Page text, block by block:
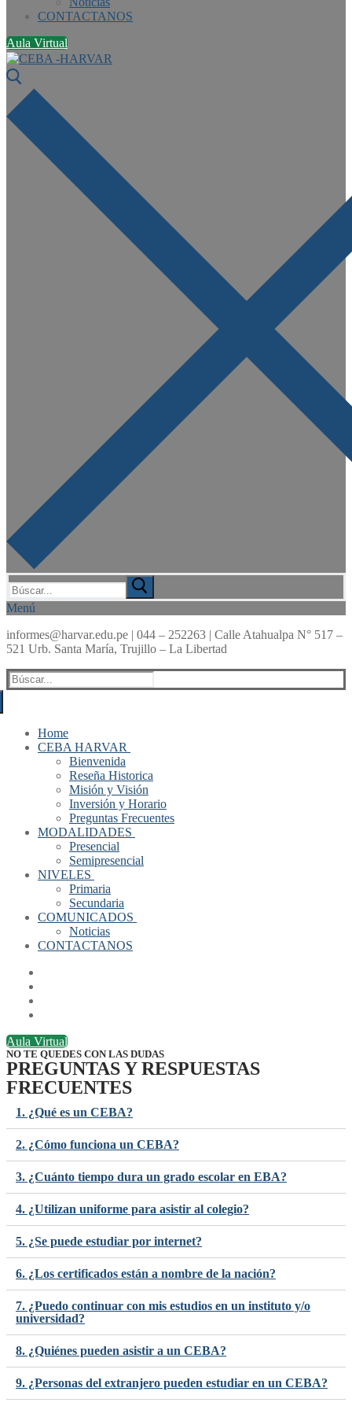
CONTACTANOS
Aula Virtual
Buscar:
Menú
informes@harvar.edu.pe | 044 – 252263 | Calle Atahualpa N° 517 –
521 Urb. Santa María, Trujillo – La Libertad
Buscar:
Home
CEBA HARVAR
Bienvenida
Reseña Historica
Misión y Visión
Inversión y Horario
Preguntas Frecuentes
MODALIDADES
Presencial
Semipresencial
NIVELES
Primaria
Secundaria
COMUNICADOS
Noticias
CONTACTANOS
Aula Virtual
NO TE QUEDES CON LAS DUDAS
PREGUNTAS Y RESPUESTAS
FRECUENTES
1. ¿Qué es un CEBA?
2. ¿Cómo funciona un CEBA?
3. ¿Cuánto tiempo dura un grado escolar en EBA?
4. ¿Utilizan uniforme para asistir al colegio?
5. ¿Se puede estudiar por internet?
6. ¿Los certificados están a nombre de la nación?
7. ¿Puedo continuar con mis estudios en un instituto y/o
universidad?
8. ¿Quiénes pueden asistir a un CEBA?
9. ¿Personas del extranjero pueden estudiar en un CEBA?